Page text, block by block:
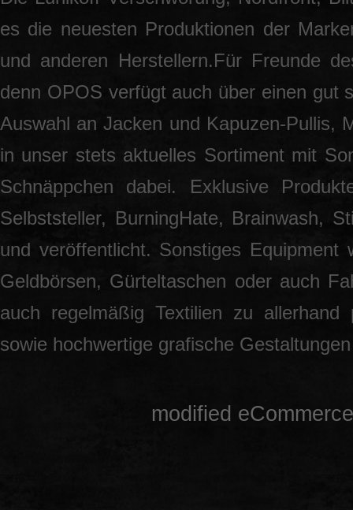
es die neuesten Produktionen der
und anderen Herstellern.Für Freunde
denn OPOS verfügt auch über einen gut
Auswahl an Jacken und Kapuzen-Pullis,
in unser stets aktuelles Sortiment mit
Schnäppchen dabei. Exklusive
Selbststeller, BurningHate, Brainwash,
und veröffentlicht. Sonstiges Equipment
Geldbörsen, Gürteltaschen oder auch
auch regelmäßig Textilien zu allerhand
sowie hochwertige grafische
mod ified